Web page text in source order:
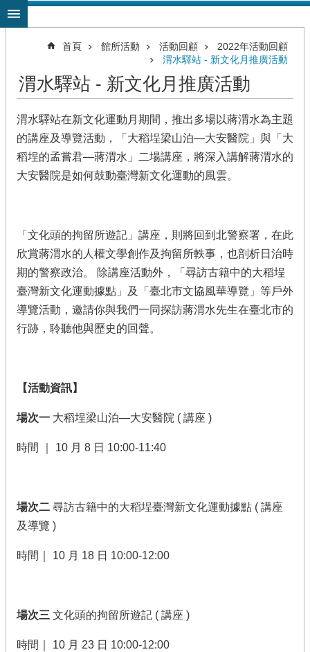
跳到主要內容區塊
首頁 館所活動 活動回顧
2022年活動回顧
渭水驛站 - 新文化月推廣活動
渭水驛站 - 新文化月推廣活動
渭水驛站在新文化運動月期間，推出多場以蔣渭水為主題
的講座及導覽活動，「大稻埕梁山泊—大安醫院」與「大
稻埕的孟嘗君—蔣渭水」二場講座，將深入講解蔣渭水的
大安醫院是如何鼓動臺灣新文化運動的風雲。
「文化頭的拘留所遊記」講座，則將回到北警察署，在此
欣賞蔣渭水的人權文學創作及拘留所軼事，也剖析日治時
期的警察政治。 除講座活動外，「尋訪古籍中的大稻埕
臺灣新文化運動據點」及「臺北市文協風華導覽」等戶外
導覽活動，邀請你與我們一同探訪蔣渭水先生在臺北市的
行跡，聆聽他與歷史的回聲。
【活動資訊】
場次一 大稻埕梁山泊—大安醫院 ( 講座 )
時間 ｜ 10 月 8 日 10:00-11:40
場次二 尋訪古籍中的大稻埕臺灣新文化運動據點 ( 講座
及導覽 )
時間｜ 10 月 18 日 10:00-12:00
場次三 文化頭的拘留所遊記 ( 講座 )
時間｜ 10 月 23 日 10:00-12:00